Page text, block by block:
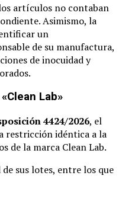
artículos no contaban
Asimismo, la
un
de su manufactura,
de inocuidad y
Lab»
4424/2026, el
restricción idéntica a la
de la marca Clean Lab.
sus lotes, entre los que